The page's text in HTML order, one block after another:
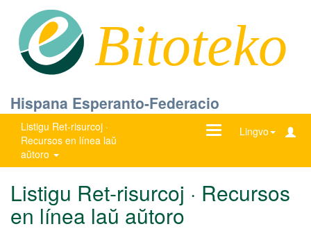
Bitoteko
Hispana Esperanto-Federacio
Listigu Ret-risurcoj ·
Recursos en línea laŭ
aŭtoro
Lingvo
Ŝanĝu
Listigu Ret-risurcoj · Recursos
en línea laŭ aŭtoro